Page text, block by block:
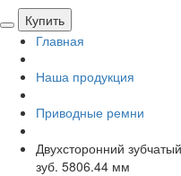
Купить
Главная
Наша продукция
Приводные ремни
Двухсторонний
зуб. 5806.44 мм